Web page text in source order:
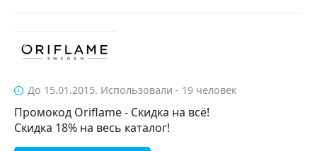
До 15.01.2015. Использовали - 19 человек
Промокод Oriflame - Скидка на всё!
Скидка 18% на весь каталог!